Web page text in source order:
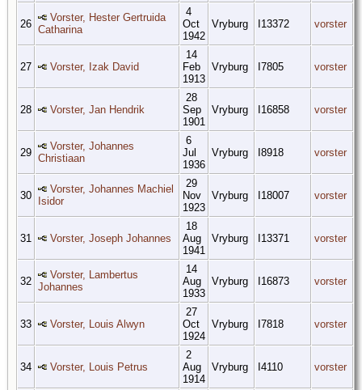
26
Vorster, Hester Gertruida
Catharina
4
Oct
1942
Vryburg I13372 vorster
27 Vorster, Izak David
14
Feb
1913
Vryburg I7805 vorster
28 Vorster, Jan Hendrik
28
Sep
1901
Vryburg I16858 vorster
29
Vorster, Johannes
Christiaan
6
Jul
1936
Vryburg I8918 vorster
30
Vorster, Johannes Machiel
Isidor
29
Nov
1923
Vryburg I18007 vorster
31 Vorster, Joseph Johannes
18
Aug
1941
Vryburg I13371 vorster
32
Vorster, Lambertus
Johannes
14
Aug
1933
Vryburg I16873 vorster
33 Vorster, Louis Alwyn
27
Oct
1924
Vryburg I7818 vorster
34 Vorster, Louis Petrus
2
Aug
1914
Vryburg I4110 vorster